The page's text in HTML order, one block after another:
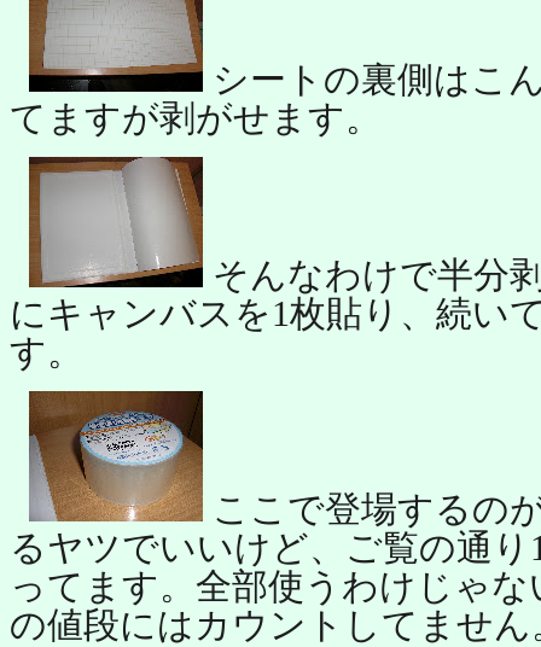
シートの裏側はこ
てますが剥がせます。
そんなわけで半分
にキャンバスを1枚貼り、続い
す。
ここで登場するの
るヤツでいいけど、ご覧の通
ってます。全部使うわけじゃ
の値段にはカウントしてません